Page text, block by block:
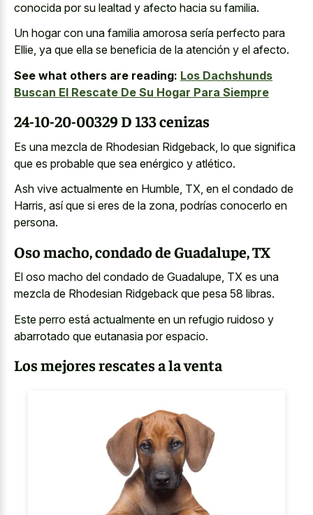
conocida por su lealtad y afecto hacia su familia.
Un hogar con una familia amorosa sería perfecto para
Ellie, ya que ella se beneficia de la atención y el afecto.
See what others are reading: Los Dachshunds
Buscan El Rescate De Su Hogar Para Siempre
24-10-20-00329 D 133 cenizas
Es una mezcla de Rhodesian Ridgeback, lo que significa
que es probable que sea enérgico y atlético.
Ash vive actualmente en Humble, TX, en el condado de
Harris, así que si eres de la zona, podrías conocerlo en
persona.
Oso macho, condado de Guadalupe, TX
El oso macho del condado de Guadalupe, TX es una
mezcla de Rhodesian Ridgeback que pesa 58 libras.
Este perro está actualmente en un refugio ruidoso y
abarrotado que eutanasia por espacio.
Los mejores rescates a la venta